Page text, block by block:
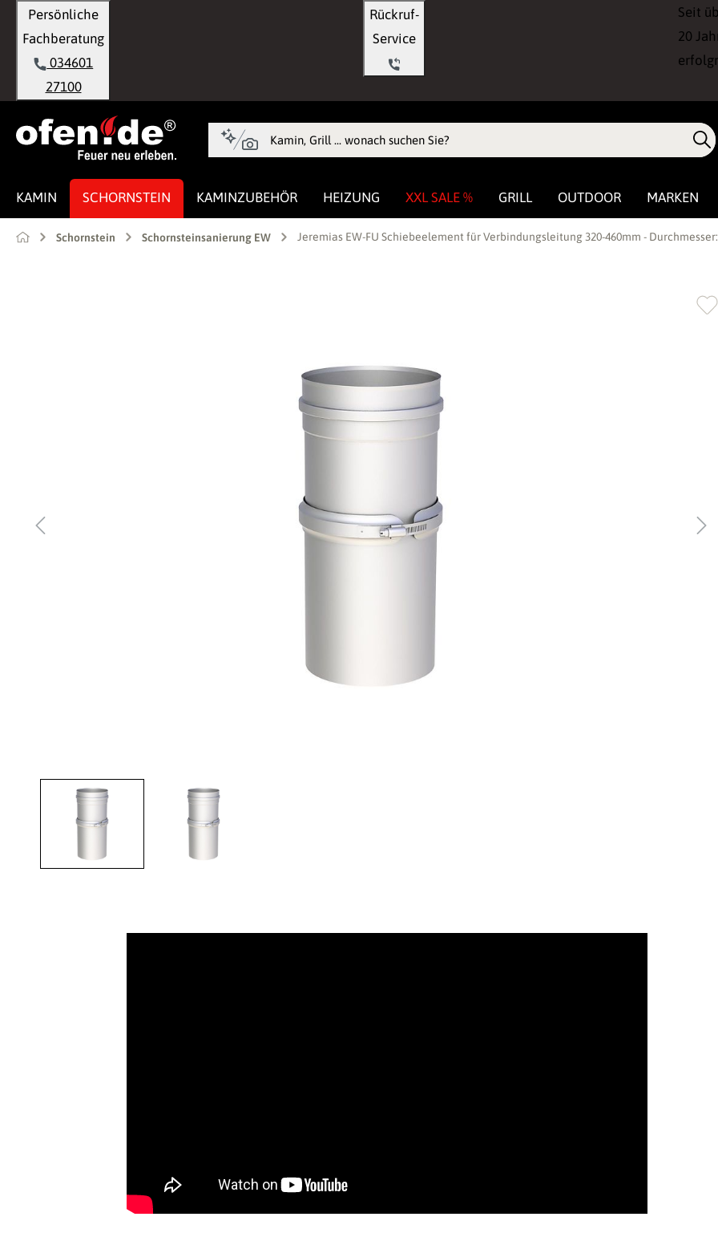
Zur Hauptnavigation springen
Persönliche
Fachberatung
034601
27100
Rückruf-
Seit
20
KAMIN SCHORNSTEIN KAMINZUBEHÖR HEIZUNG XXL SALE % GRILL OUTDOOR MARKEN
Schornstein Schornsteinsanierung EW Jeremias EW-FU Schiebeelement für Verbindungsleitung 320-460mm -